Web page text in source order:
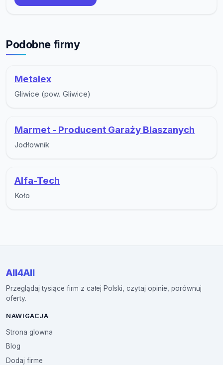
Podobne firmy
Metalex
Gliwice (pow. Gliwice)
Marmet - Producent Garaży Blaszanych
Jodłownik
Alfa-Tech
Koło
All4All
Przeglądaj tysiące firm z całej Polski, czytaj opinie, porównuj
oferty.
NAWIGACJA
Strona glowna
Blog
Dodaj firme